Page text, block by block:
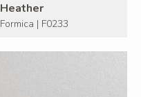
Heather
Formica | F0233